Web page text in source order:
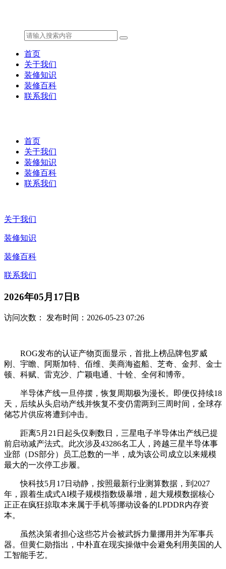
首页
关于我们
装修知识
装修百科
联系我们
首页
关于我们
装修知识
装修百科
联系我们
关于我们
装修知识
装修百科
联系我们
2026年05月17日B
访问次数： 发布时间：2026-05-23 07:26
ROG发布的认证产物页面显示，首批上榜品牌包罗威
刚、宇瞻、阿斯加特、佰维、美商海盗船、芝奇、金邦、金士
顿、科赋、雷克沙、广颖电通、十铨、全何和博帝。
半导体产线一旦停摆，恢复周期极为漫长。即便仅持续18
天，后续从头启动产线并恢复不变仍需两到三周时间，全球存
储芯片供应将遭到冲击。
距离5月21日起头仅剩数日，三星电子半导体出产线已提
前启动减产法式。此次涉及43286名工人，跨越三星半导体事
业部（DS部分）员工总数的一半，成为该公司成立以来规模
最大的一次停工步履。
快科技5月17日动静，按照最新行业测算数据，到2027
年，跟着生成式AI模子规模指数级暴增，超大规模数据核心
正正在疯狂掠取本来属于手机等挪动设备的LPDDR内存资
本。
虽然决策者担心这些芯片会被武拆力量挪用并为军事兵
器。但黄仁勋指出，中朴直在现实操做中会避免利用美国的人
工智能手艺。